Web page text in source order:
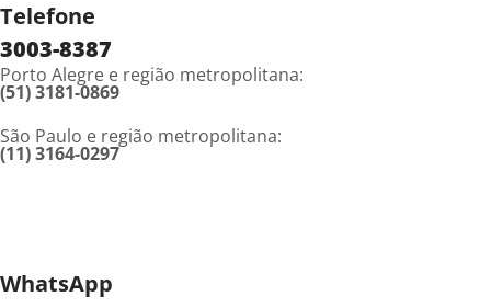
Telefone
3003-8387
Porto Alegre e região metropolitana:
(51) 3181-0869
São Paulo e região metropolitana:
(11) 3164-0297
WhatsApp